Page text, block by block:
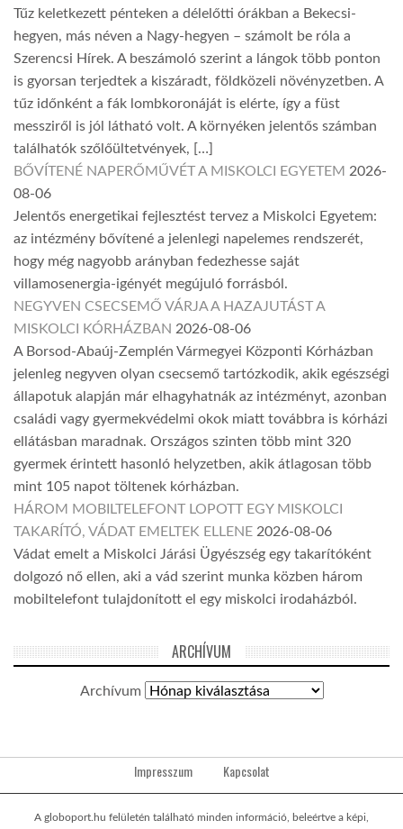
Tűz keletkezett pénteken a délelőtti órákban a Bekecsi-
hegyen, más néven a Nagy-hegyen – számolt be róla a
Szerencsi Hírek. A beszámoló szerint a lángok több ponton
is gyorsan terjedtek a kiszáradt, földközeli növényzetben. A
tűz időnként a fák lombkoronáját is elérte, így a füst
messziről is jól látható volt. A környéken jelentős számban
találhatók szőlőültetvények, […]
BŐVÍTENÉ NAPERŐMŰVÉT A MISKOLCI EGYETEM 2026-
08-06
Jelentős energetikai fejlesztést tervez a Miskolci Egyetem:
az intézmény bővítené a jelenlegi napelemes rendszerét,
hogy még nagyobb arányban fedezhesse saját
villamosenergia-igényét megújuló forrásból.
NEGYVEN CSECSEMŐ VÁRJA A HAZAJUTÁST A
MISKOLCI KÓRHÁZBAN 2026-08-06
A Borsod-Abaúj-Zemplén Vármegyei Központi Kórházban
jelenleg negyven olyan csecsemő tartózkodik, akik egészségi
állapotuk alapján már elhagyhatnák az intézményt, azonban
családi vagy gyermekvédelmi okok miatt továbbra is kórházi
ellátásban maradnak. Országos szinten több mint 320
gyermek érintett hasonló helyzetben, akik átlagosan több
mint 105 napot töltenek kórházban.
HÁROM MOBILTELEFONT LOPOTT EGY MISKOLCI
TAKARÍTÓ, VÁDAT EMELTEK ELLENE 2026-08-06
Vádat emelt a Miskolci Járási Ügyészség egy takarítóként
dolgozó nő ellen, aki a vád szerint munka közben három
mobiltelefont tulajdonított el egy miskolci irodaházból.
ARCHÍVUM
Archívum
Impresszum Kapcsolat
A globoport.hu felületén található minden információ, beleértve a képi,